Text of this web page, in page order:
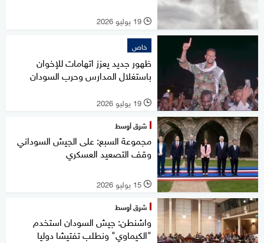
l 19 يوليو 2026
خاص
ظهور جديد يعزز اتهامات للإخوان
باستغلال المدارس وحرب السودان
l 19 يوليو 2026
شرق أوسط
مجموعة السبع: على الجيش السوداني
وقف التصعيد العسكري
l 15 يوليو 2026
شرق أوسط
واشنطن: جيش السودان استخدم
"الكيماوي" ونطلب تفتيشا دوليا